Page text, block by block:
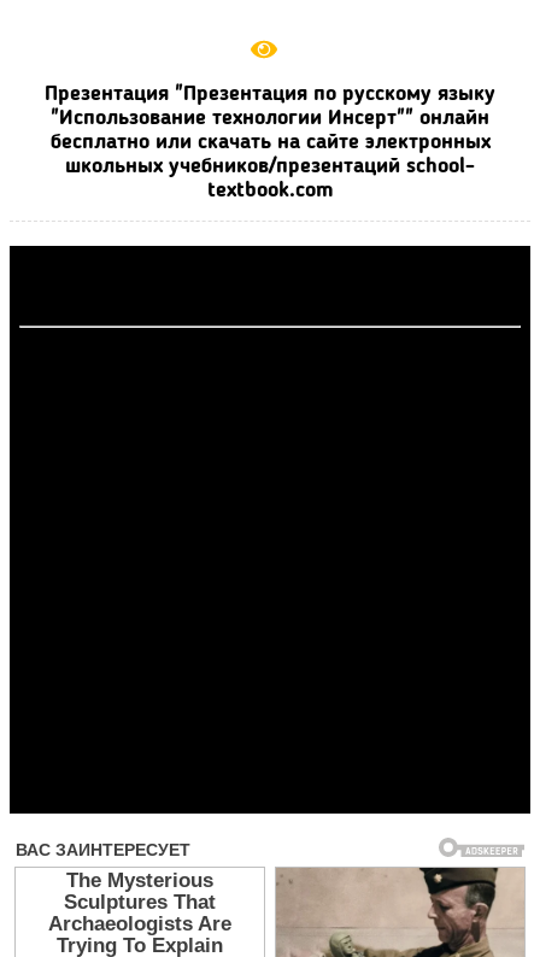
Презентация "Презентация по русскому языку
"Использование технологии Инсерт"" онлайн
бесплатно или скачать на сайте электронных
школьных учебников/презентаций school-
textbook.com